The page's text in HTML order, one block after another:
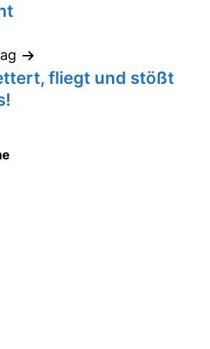
fliegt und stößt